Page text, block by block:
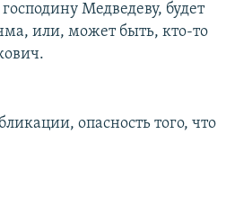
Медведеву, будет
или, может быть, кто-то
опасность того, что